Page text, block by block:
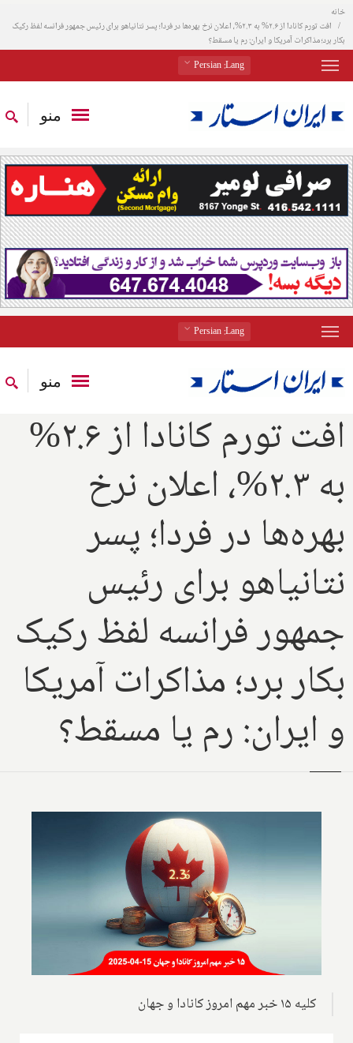
خانه
افت تورم کانادا از ۲.۶% به ۲.۳%، اعلان نرخ بهره‌ها در فردا؛ پسر نتانیاهو برای رئیس جمهور فرانسه لفظ رکیک
بکار برد؛ مذاکرات آمریکا و ایران: رم یا مسقط؟
Lang
: Persian
منو
Lang
: Persian
منو
افت تورم کانادا از ۲.۶%
به ۲.۳%، اعلان نرخ
بهره‌ها در فردا؛ پسر
نتانیاهو برای رئیس
جمهور فرانسه لفظ رکیک
بکار برد؛ مذاکرات آمریکا
و ایران: رم یا مسقط؟
کلیه ۱۵ خبر مهم امروز کانادا و جهان